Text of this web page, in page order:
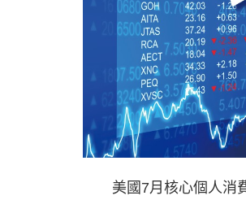
美國7月核心個人消費